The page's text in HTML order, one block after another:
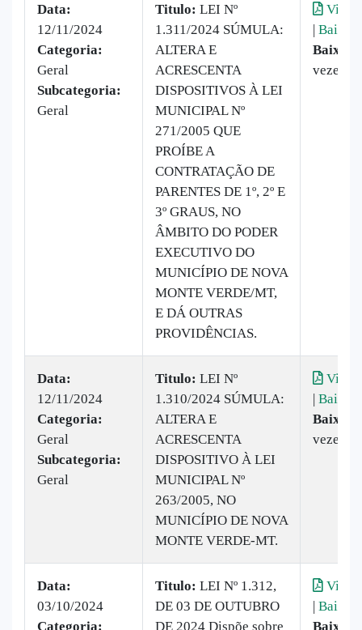
Data:
12/11/2024
Categoria:
Geral
Subcategoria:
Geral
Titulo: LEI Nº
1.311/2024 SÚMULA:
ALTERA E
ACRESCENTA
DISPOSITIVOS À LEI
MUNICIPAL Nº
271/2005 QUE
PROÍBE A
CONTRATAÇÃO DE
PARENTES DE 1º, 2º E
3º GRAUS, NO
ÂMBITO DO PODER
EXECUTIVO DO
MUNICÍPIO DE NOVA
MONTE VERDE/MT,
E DÁ OUTRAS
PROVIDÊNCIAS.
| Baixar
vezes
Data:
12/11/2024
Categoria:
Geral
Subcategoria:
Geral
Titulo: LEI Nº
1.310/2024 SÚMULA:
ALTERA E
ACRESCENTA
DISPOSITIVO À LEI
MUNICIPAL Nº
263/2005, NO
MUNICÍPIO DE NOVA
MONTE VERDE-MT.
| Baixar
vezes
Data:
03/10/2024
Categoria:
Titulo: LEI Nº 1.312,
DE 03 DE OUTUBRO
DE 2024 Dispõe sobre
| Baixar